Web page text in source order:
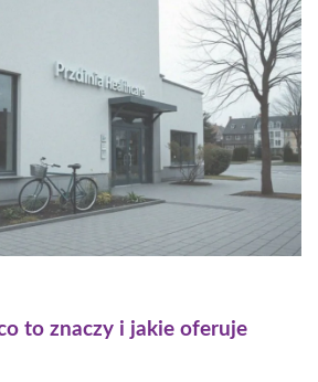
to znaczy i jakie oferuje